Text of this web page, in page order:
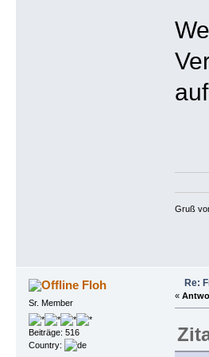
Gruß
Floh
Sr. Member
Beiträge: 516
Country:
Re:
«